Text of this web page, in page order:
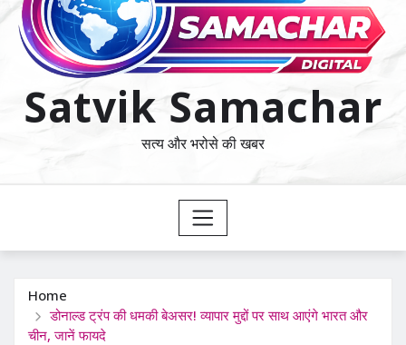
Satvik Samachar
सत्य और भरोसे की खबर
Home
डोनाल्ड ट्रंप की धमकी बेअसर! व्यापार मुद्दों पर साथ आएंगे भारत और
चीन, जानें फायदे